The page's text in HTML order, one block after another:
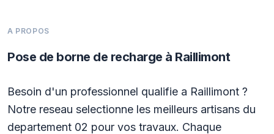
A PROPOS
Pose de borne de recharge à Raillimont
Besoin d'un professionnel qualifie a Raillimont ?
Notre reseau selectionne les meilleurs artisans du
departement 02 pour vos travaux. Chaque